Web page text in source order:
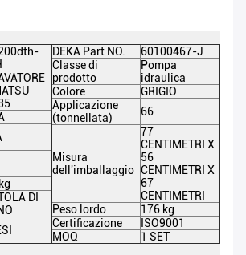
DI
DEKA Part NO.
60100467-J
Classe di
prodotto
Pompa
idraulica
Colore
GRIGIO
Applicazione
(tonnellata)
66
Misura
dell'imballaggio
77
CENTIMETRI X
56
CENTIMETRI X
67
CENTIMETRI
Peso lordo
176 kg
Certificazione
ISO9001
MOQ
1 SET